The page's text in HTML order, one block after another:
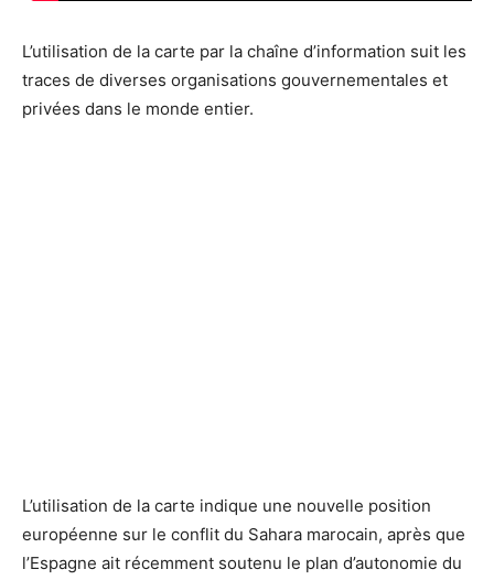
L’utilisation de la carte par la chaîne d’information suit les
traces de diverses organisations gouvernementales et
privées dans le monde entier.
L’utilisation de la carte indique une nouvelle position
européenne sur le conflit du Sahara marocain, après que
l’Espagne ait récemment soutenu le plan d’autonomie du